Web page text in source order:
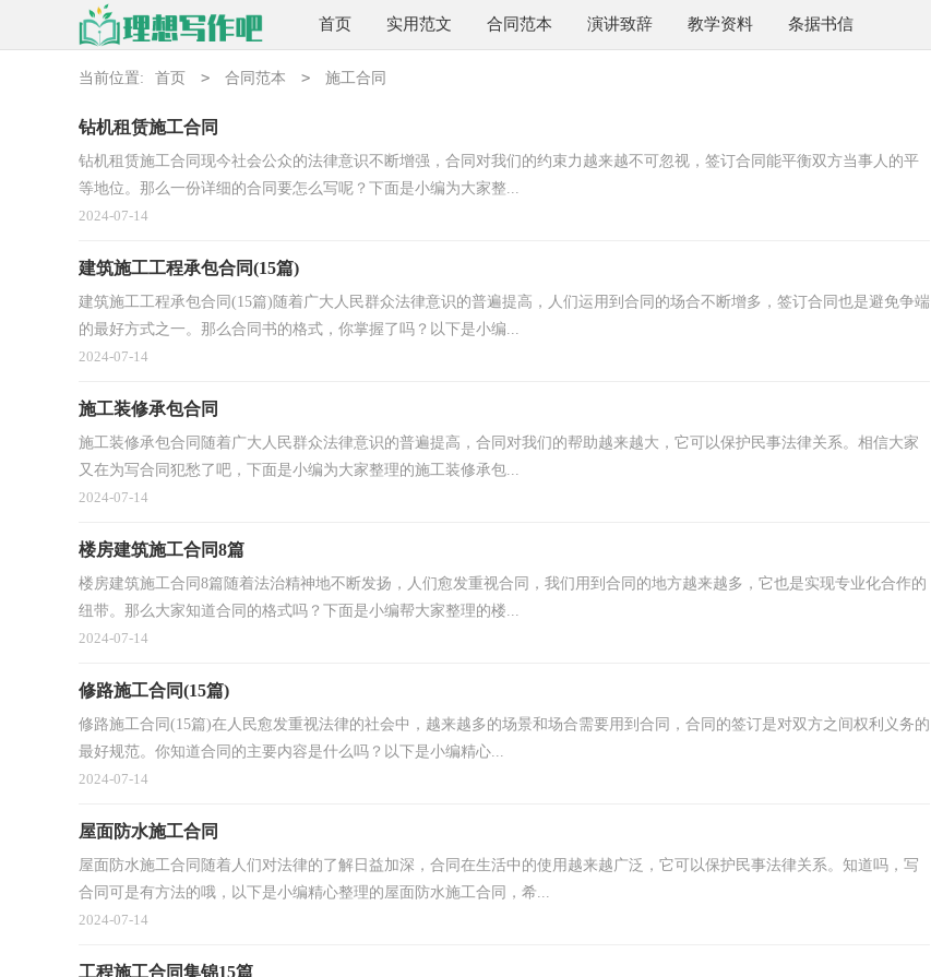
首页 实用范文 合同范本 演讲致辞 教学资料 条据书信
当前位置: 首页 > 合同范本 > 施工合同
钻机租赁施工合同
钻机租赁施工合同现今社会公众的法律意识不断增强，合同对我们的约束力越来越不可忽视，签订合同能平衡双方当事人的平
等地位。那么一份详细的合同要怎么写呢？下面是小编为大家整...
2024-07-14
建筑施工工程承包合同(15篇)
建筑施工工程承包合同(15篇)随着广大人民群众法律意识的普遍提高，人们运用到合同的场合不断增多，签订合同也是避免争端
的最好方式之一。那么合同书的格式，你掌握了吗？以下是小编...
2024-07-14
施工装修承包合同
施工装修承包合同随着广大人民群众法律意识的普遍提高，合同对我们的帮助越来越大，它可以保护民事法律关系。相信大家
又在为写合同犯愁了吧，下面是小编为大家整理的施工装修承包...
2024-07-14
楼房建筑施工合同8篇
楼房建筑施工合同8篇随着法治精神地不断发扬，人们愈发重视合同，我们用到合同的地方越来越多，它也是实现专业化合作的
纽带。那么大家知道合同的格式吗？下面是小编帮大家整理的楼...
2024-07-14
修路施工合同(15篇)
修路施工合同(15篇)在人民愈发重视法律的社会中，越来越多的场景和场合需要用到合同，合同的签订是对双方之间权利义务的
最好规范。你知道合同的主要内容是什么吗？以下是小编精心...
2024-07-14
屋面防水施工合同
屋面防水施工合同随着人们对法律的了解日益加深，合同在生活中的使用越来越广泛，它可以保护民事法律关系。知道吗，写
合同可是有方法的哦，以下是小编精心整理的屋面防水施工合同，希...
2024-07-14
工程施工合同集锦15篇